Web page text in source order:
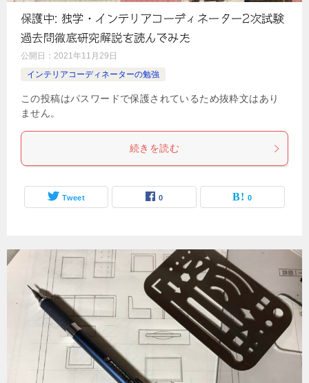
保護中: 独学・インテリアコーディネーター2次試験
過去問徹底研究解説を読んでみた
公開日： 2021年11月29日
インテリアコーディネーターの勉強
この投稿はパスワードで保護されているため抜粋文はあり
ません。
続きを読む
Tweet 0 0